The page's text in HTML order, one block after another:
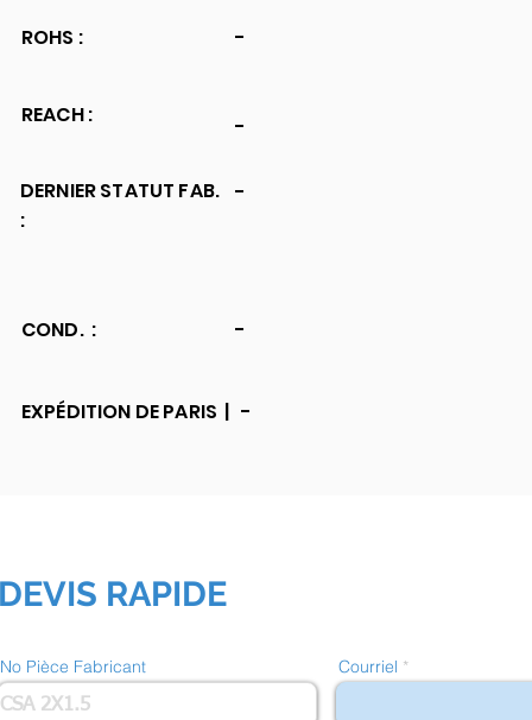
ROHS : -
REACH :
DERNIER STATUT FAB.
:
-
-
COND. : -
EXPÉDITION DE PARIS | -
RAPIDE
No Pièce Fabricant Courriel